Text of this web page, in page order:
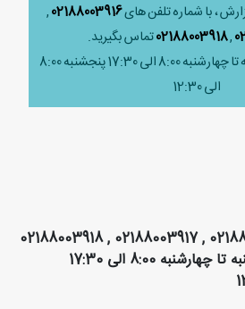
، با شماره تلفن های02188003916
,
,
02188003918تماس بگیرید.
ساعت پاسخگویی شنبه تا چهارشنبه 8:00 الی 17:30 پنجشنبه 8:00
الی 12:30
شماره تماس : 02188003916 , 02188003917 , 02188003918
- ساعت پاسخگویی شنبه تا چهارشنبه 8:00 الی 17:30